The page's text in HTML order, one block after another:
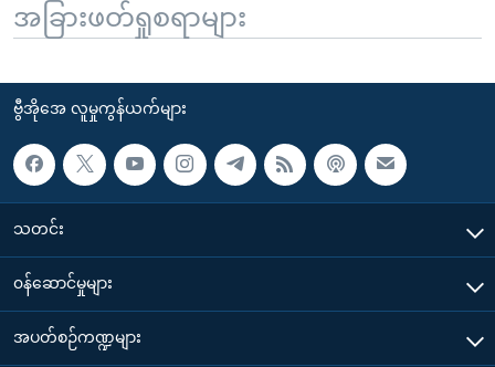
အခြားဖတ်ရှုစရာများ
ဗွီအိုအေ လူမှုကွန်ယက်များ
သတင်း
၀န်ဆောင်မှုများ
အပတ်စဉ်ကဏ္ဍများ